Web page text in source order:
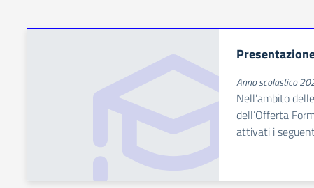
Anno scolastico
Nell’ambito
dell’Offerta
attivati i